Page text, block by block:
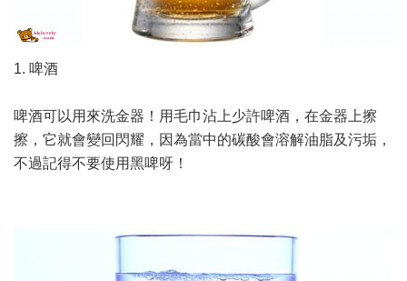
1. 啤酒
啤酒可以用來洗金器！用毛巾沾上少許啤酒，在金器上擦
擦，它就會變回閃耀，因為當中的碳酸會溶解油脂及污垢，
不過記得不要使用黑啤呀！